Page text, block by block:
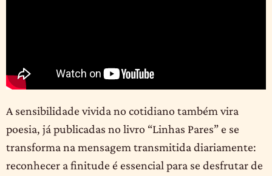
A sensibilidade vivida no cotidiano também vira
poesia, já publicadas no livro “Linhas Pares” e se
transforma na mensagem transmitida diariamente:
reconhecer a finitude é essencial para se desfrutar de